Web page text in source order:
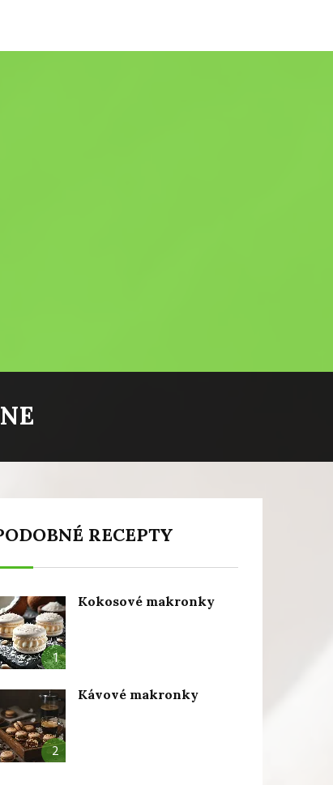
RECEPTY
1
Kokosové makronky
2
Kávové makronky